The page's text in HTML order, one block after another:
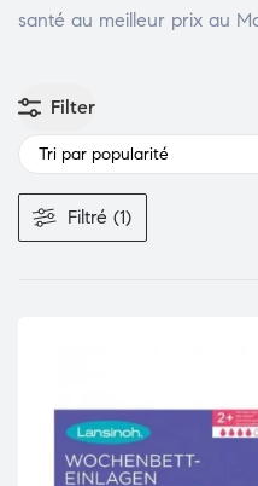
santé au meilleur prix au
Filter
Tri par popularité
Filtré (1)